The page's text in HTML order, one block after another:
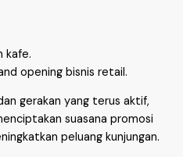
kafe.
opening bisnis retail.
gerakan yang terus aktif,
suasana promosi
peluang kunjungan.